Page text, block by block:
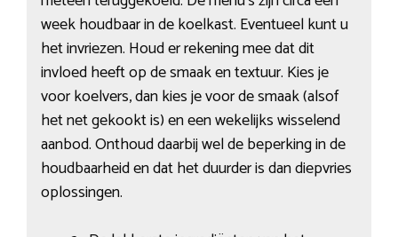
week houdbaar in de koelkast. Eventueel kunt u
het invriezen. Houd er rekening mee dat dit
invloed heeft op de smaak en textuur. Kies je
voor koelvers, dan kies je voor de smaak (alsof
het net gekookt is) en een wekelijks wisselend
aanbod. Onthoud daarbij wel de beperking in de
houdbaarheid en dat het duurder is dan diepvries
oplossingen.